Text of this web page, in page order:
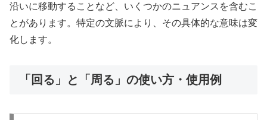
沿いに移動することなど、いくつかのニュアンスを含むこ
とがあります。特定の文脈により、その具体的な意味は変
化します。
「回る」と「周る」の使い方・使用例